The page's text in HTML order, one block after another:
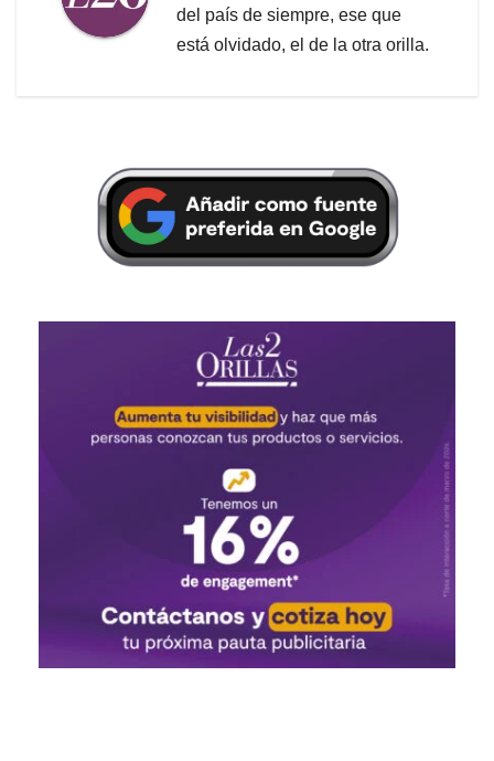
del país de siempre, ese que
está olvidado, el de la otra orilla.